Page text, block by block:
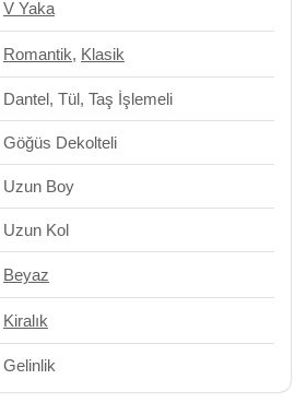
V Yaka
Romantik, Klasik
Dantel, Tül, Taş İşlemeli
Göğüs Dekolteli
Uzun Boy
Uzun Kol
Beyaz
Kiralık
Gelinlik